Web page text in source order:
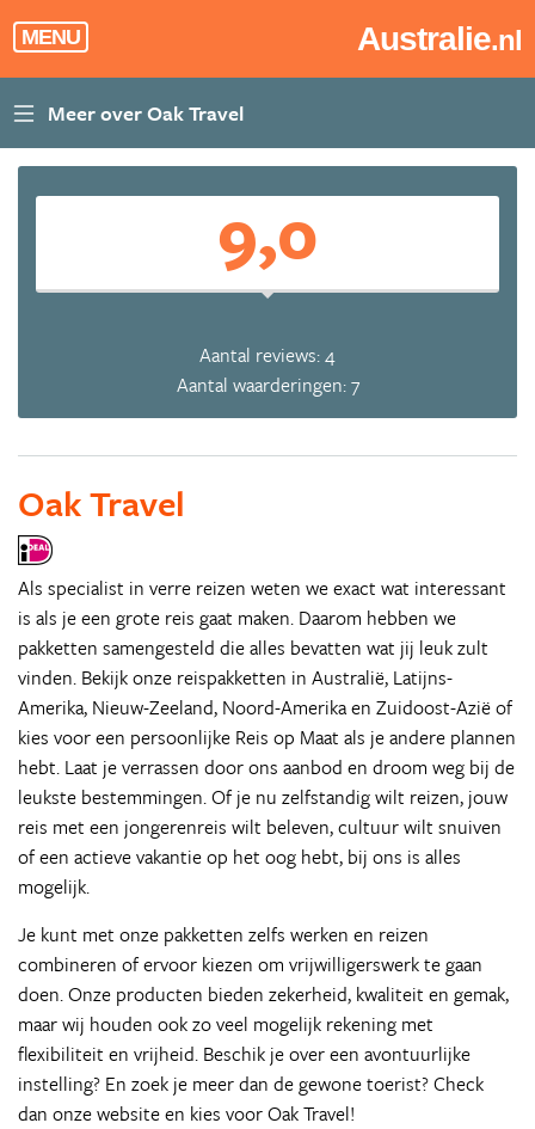
MENU Australie.nl
9,0
Aantal reviews: 4
Aantal waarderingen: 7
Oak Travel
Als specialist in verre reizen weten we exact wat interessant
is als je een grote reis gaat maken. Daarom hebben we
pakketten samengesteld die alles bevatten wat jij leuk zult
vinden. Bekijk onze reispakketten in Australië, Latijns-
Amerika, Nieuw-Zeeland, Noord-Amerika en Zuidoost-Azië of
kies voor een persoonlijke Reis op Maat als je andere plannen
hebt. Laat je verrassen door ons aanbod en droom weg bij de
leukste bestemmingen. Of je nu zelfstandig wilt reizen, jouw
reis met een jongerenreis wilt beleven, cultuur wilt snuiven
of een actieve vakantie op het oog hebt, bij ons is alles
mogelijk.
Je kunt met onze pakketten zelfs werken en reizen
combineren of ervoor kiezen om vrijwilligerswerk te gaan
doen. Onze producten bieden zekerheid, kwaliteit en gemak,
maar wij houden ook zo veel mogelijk rekening met
flexibiliteit en vrijheid. Beschik je over een avontuurlijke
instelling? En zoek je meer dan de gewone toerist? Check
dan onze website en kies voor Oak Travel!